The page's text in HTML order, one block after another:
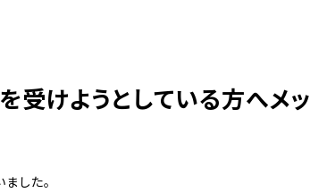
受けようとしている方へメッ
した。